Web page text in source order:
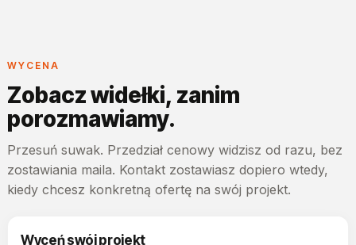
WYCENA
Zobacz widełki, zanim
porozmawiamy.
Przesuń suwak. Przedział cenowy widzisz od razu, bez
zostawiania maila. Kontakt zostawiasz dopiero wtedy,
kiedy chcesz konkretną ofertę na swój projekt.
Wyceń swój projekt